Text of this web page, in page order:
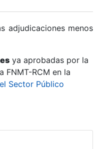
adjudicaciones menos
ya aprobadas por la
FNMT-RCM en la
Sector Público